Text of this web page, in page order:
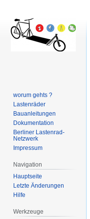
worum gehts ?
Lastenräder
Bauanleitungen
Dokumentation
Berliner Lastenrad-
Netzwerk
Impressum
Navigation
Hauptseite
Letzte Änderungen
Hilfe
Werkzeuge